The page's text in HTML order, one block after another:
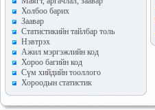
Холбоо барих
Заавар
Статистикийн тайлбар толь
Нэвтрэх
Ажил мэргэжлийн код
Хороо багийн код
Сүм хийдийн тооллого
Хороодын статистик